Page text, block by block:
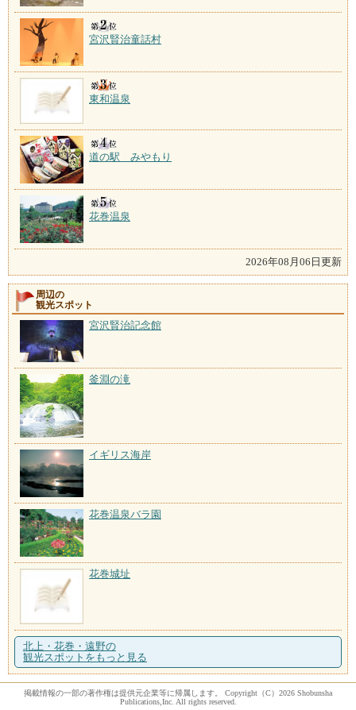
宮沢賢治童話村
東和温泉
道の駅 みやもり
花巻温泉
2026年08月06日更新
周辺の
観光スポット
宮沢賢治記念館
釜淵の滝
イギリス海岸
花巻温泉バラ園
花巻城址
北上・花巻・遠野の
観光スポットをもっと見る
掲載情報の一部の著作権は提供元企業等に帰属します。 Copyright（C）2026 Shobunsha
Publications,Inc. All rights reserved.